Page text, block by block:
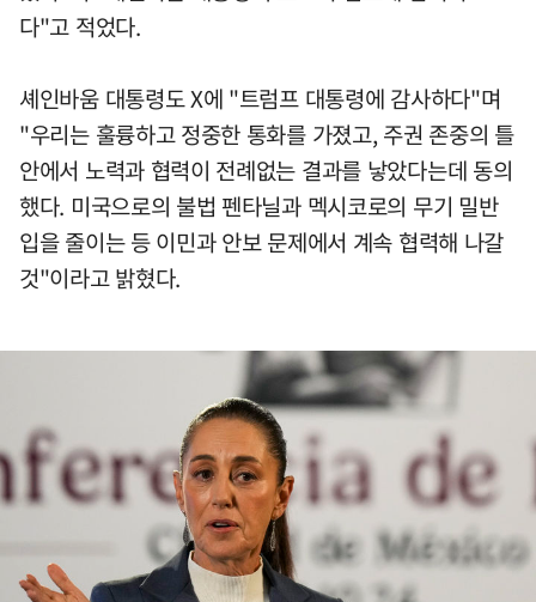
다"고 적었다.
셰인바움 대통령도 X에 "트럼프 대통령에 감사하다"며
"우리는 훌륭하고 정중한 통화를 가졌고, 주권 존중의 틀
안에서 노력과 협력이 전례없는 결과를 낳았다는데 동의
했다. 미국으로의 불법 펜타닐과 멕시코로의 무기 밀반
입을 줄이는 등 이민과 안보 문제에서 계속 협력해 나갈
것"이라고 밝혔다.